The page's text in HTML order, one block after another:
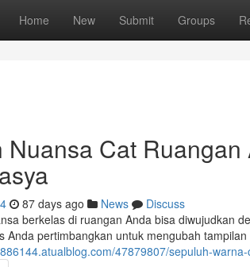
Home New Submit Groups
Nuansa Cat
87 days ago News
Discuss
berkelas di ruangan Anda bisa diwujudkan
Anda pertimbangkan untuk mengubah
47879807/sepuluh-